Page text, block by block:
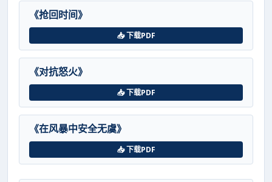
《抢回时间》
📥 下载PDF
《对抗怒火》
📥 下载PDF
《在风暴中安全无虞》
📥 下载PDF